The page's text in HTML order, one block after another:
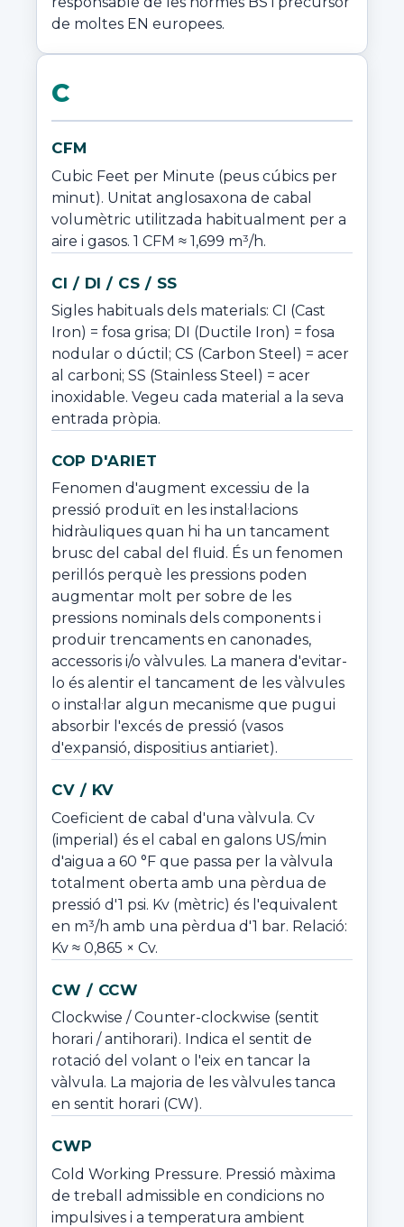
de moltes EN europees.
C
CFM
Cubic Feet per Minute (peus cúbics per
minut). Unitat anglosaxona de cabal
volumètric utilitzada habitualment per a
aire i gasos. 1 CFM ≈ 1,699 m³/h.
CI / DI / CS / SS
Sigles habituals dels materials: CI (Cast
Iron) = fosa grisa; DI (Ductile Iron) = fosa
nodular o dúctil; CS (Carbon Steel) = acer
al carboni; SS (Stainless Steel) = acer
inoxidable. Vegeu cada material a la seva
entrada pròpia.
COP D'ARIET
Fenomen d'augment excessiu de la
pressió produït en les instal·lacions
hidràuliques quan hi ha un tancament
brusc del cabal del fluid. És un fenomen
perillós perquè les pressions poden
augmentar molt per sobre de les
pressions nominals dels components i
produir trencaments en canonades,
accessoris i/o vàlvules. La manera d'evitar-
lo és alentir el tancament de les vàlvules
o instal·lar algun mecanisme que pugui
absorbir l'excés de pressió (vasos
d'expansió, dispositius antiariet).
CV / KV
Coeficient de cabal d'una vàlvula. Cv
(imperial) és el cabal en galons US/min
d'aigua a 60 °F que passa per la vàlvula
totalment oberta amb una pèrdua de
pressió d'1 psi. Kv (mètric) és l'equivalent
en m³/h amb una pèrdua d'1 bar. Relació:
Kv ≈ 0,865 × Cv.
CW / CCW
Clockwise / Counter-clockwise (sentit
horari / antihorari). Indica el sentit de
rotació del volant o l'eix en tancar la
vàlvula. La majoria de les vàlvules tanca
en sentit horari (CW).
CWP
Cold Working Pressure. Pressió màxima
de treball admissible en condicions no
impulsives i a temperatura ambient